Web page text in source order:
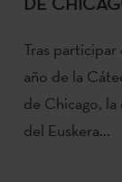
Tras
año de la
de Chicago,
del Euskera...